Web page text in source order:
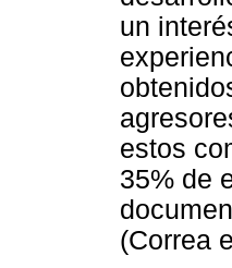
un
estos
35% de
(Correa